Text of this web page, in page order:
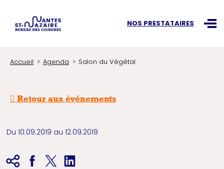
NOS PRESTATAIRES
Accueil Agenda Salon du Végétal
Retour aux événements
Du 10.09.2019 au 12.09.2019